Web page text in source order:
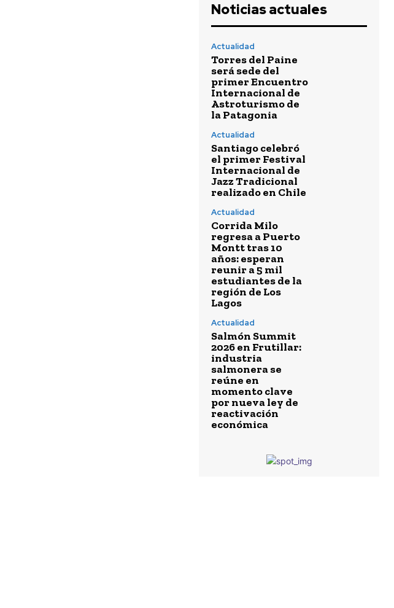
Noticias actuales
Actualidad
Torres del Paine
será sede del
primer Encuentro
Internacional de
Astroturismo de
la Patagonia
Actualidad
Santiago celebró
el primer Festival
Internacional de
Jazz Tradicional
realizado en Chile
Actualidad
Corrida Milo
regresa a Puerto
Montt tras 10
años: esperan
reunir a 5 mil
estudiantes de la
región de Los
Lagos
Actualidad
Salmón Summit
2026 en Frutillar:
industria
salmonera se
reúne en
momento clave
por nueva ley de
reactivación
económica